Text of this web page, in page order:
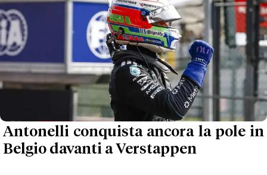
Antonelli conquista ancora la pole in
Belgio davanti a Verstappen